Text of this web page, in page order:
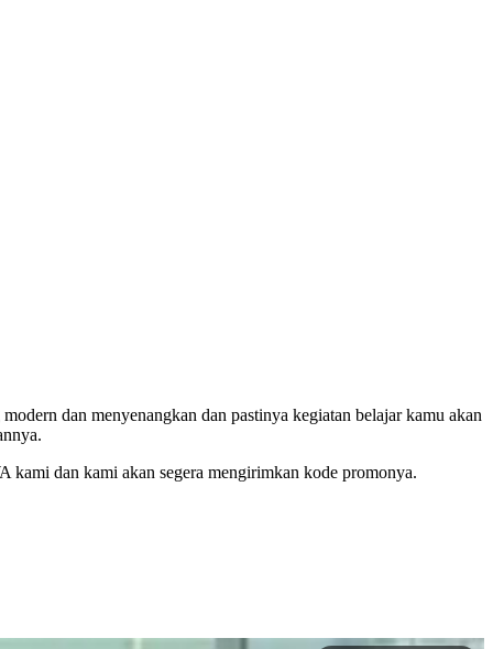
dan menyenangkan dan pastinya kegiatan belajar kamu akan
dan kami akan segera mengirimkan kode promonya.